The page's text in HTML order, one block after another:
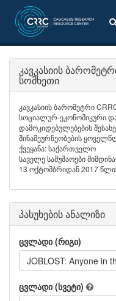
კავკასიის
სომხეთი
კავკასიის ბარომეტრი
სოციალურ-ეკონომიკური
დამოკიდებულებების
შინამეურნეობების
ქვეყანა: საქართველო
საველე სამუშაოები
13 ოქტომბრიდან 2017
პასუხების ანალიზი
ცვლადი (რიგი)
JOBLOST: Anyone in
ცვლადი (სვეტი)